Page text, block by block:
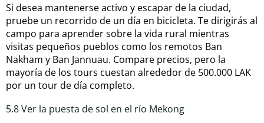
Si desea mantenerse activo y escapar de la ciudad,
pruebe un recorrido de un día en bicicleta. Te dirigirás al
campo para aprender sobre la vida rural mientras
visitas pequeños pueblos como los remotos Ban
Nakham y Ban Jannuau. Compare precios, pero la
mayoría de los tours cuestan alrededor de 500.000 LAK
por un tour de día completo.
5.8 Ver la puesta de sol en el río Mekong